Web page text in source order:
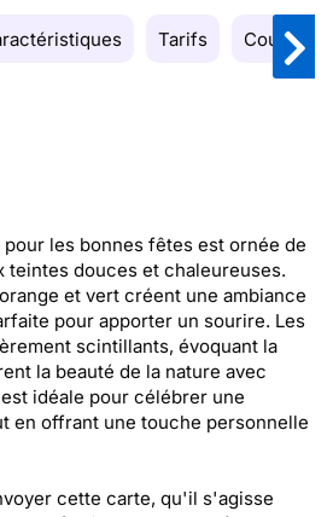
Tarifs Couleurs
les bonnes fêtes est ornée de
teintes douces et chaleureuses.
et vert créent une ambiance
pour apporter un sourire. Les
scintillants, évoquant la
la beauté de la nature avec
idéale pour célébrer une
en offrant une touche personnelle
cette carte, qu'il s'agisse